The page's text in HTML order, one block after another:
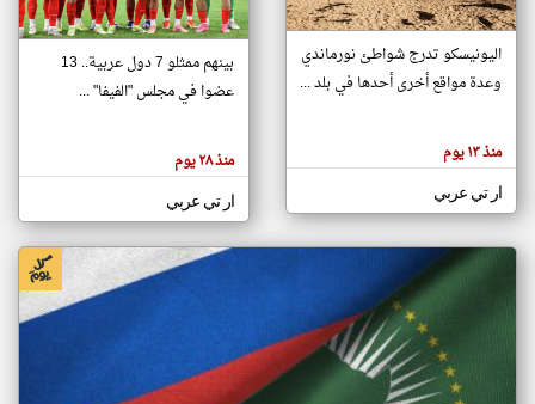
تغيير الدولة
اخبار جزر القمر على مدار الساعة
أهم اخبار جزر القمر العاجلة والمباشرة
هنا عن
وجهة
كاتبيها.
اليونيسكو تدرج شواطئ نورماندي
وعدة مواقع أخرى أحدها في بلد ...
منذ ١٣ يوم
ار تي عربي
بينهم ممثلو 7 دول عربية.. 13
عضوا في مجلس "الفيفا" ...
منذ ٢٨ يوم
ار تي عربي
klyoum.com